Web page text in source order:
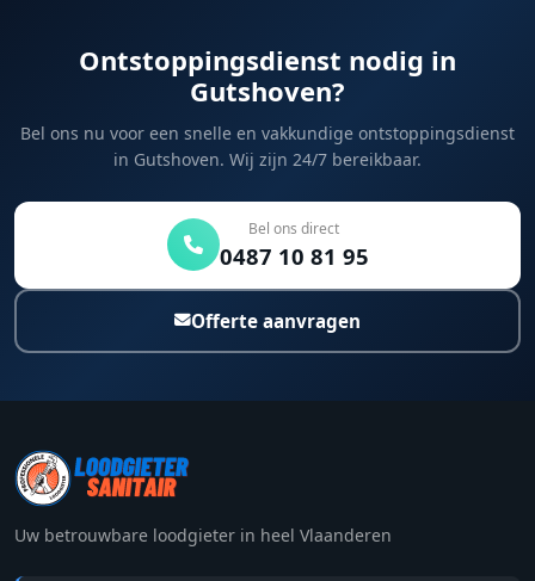
Ontstoppingsdienst nodig in
Gutshoven?
Bel ons nu voor een snelle en vakkundige ontstoppingsdienst
in Gutshoven. Wij zijn 24/7 bereikbaar.
Bel ons direct
0487 10 81 95
Offerte aanvragen
Uw betrouwbare loodgieter in heel Vlaanderen